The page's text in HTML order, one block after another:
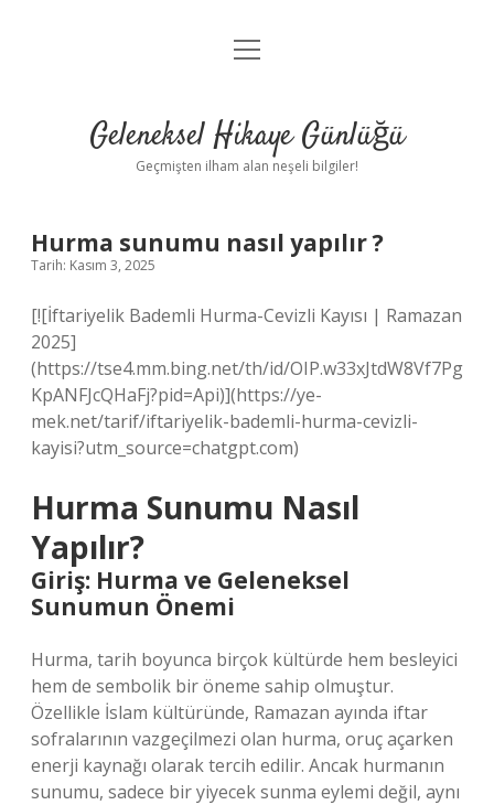
Anasayfa
Yasal Uyarı
menüyü
Geleneksel Hikaye Günlüğü
Geçmişten ilham alan neşeli bilgiler!
Hurma sunumu nasıl yapılır ?
Tarih: Kasım 3, 2025
[![İftariyelik Bademli Hurma-Cevizli Kayısı | Ramazan
2025]
(https://tse4.mm.bing.net/th/id/OIP.w33xJtdW8Vf7Pg
KpANFJcQHaFj?pid=Api)](https://ye-
mek.net/tarif/iftariyelik-bademli-hurma-cevizli-
kayisi?utm_source=chatgpt.com)
Hurma Sunumu Nasıl
Yapılır?
Giriş: Hurma ve Geleneksel
Sunumun Önemi
Hurma, tarih boyunca birçok kültürde hem besleyici
hem de sembolik bir öneme sahip olmuştur.
Özellikle İslam kültüründe, Ramazan ayında iftar
sofralarının vazgeçilmezi olan hurma, oruç açarken
enerji kaynağı olarak tercih edilir. Ancak hurmanın
sunumu, sadece bir yiyecek sunma eylemi değil, aynı